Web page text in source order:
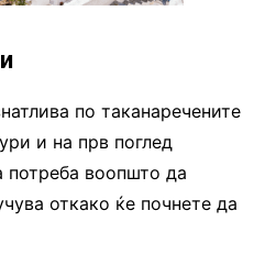
по таканаречените
и на прв поглед
потреба воопшто да
откако ќе почнете да